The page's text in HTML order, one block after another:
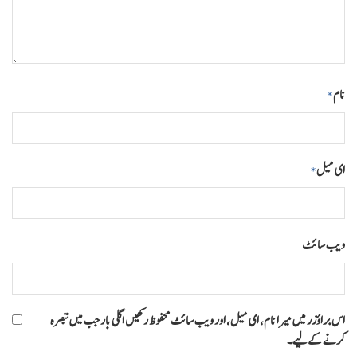
نام*
ای میل*
ویب‌ سائٹ
اس براؤزر میں میرا نام، ای میل، اور ویب سائٹ محفوظ رکھیں اگلی بار جب میں تبصرہ
کرنے کےلیے۔